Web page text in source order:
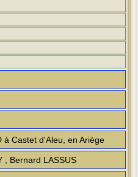
à Castet d'Aleu, en Ariège
, Bernard LASSUS